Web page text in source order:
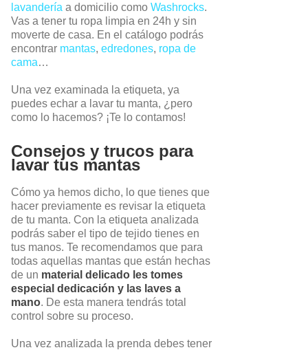
lavandería a domicilio como Washrocks.
Vas a tener tu ropa limpia en 24h y sin
moverte de casa. En el catálogo podrás
encontrar mantas, edredones, ropa de
cama…
Una vez examinada la etiqueta, ya
puedes echar a lavar tu manta, ¿pero
como lo hacemos? ¡Te lo contamos!
Consejos y trucos para
lavar tus mantas
Cómo ya hemos dicho, lo que tienes que
hacer previamente es revisar la etiqueta
de tu manta. Con la etiqueta analizada
podrás saber el tipo de tejido tienes en
tus manos. Te recomendamos que para
todas aquellas mantas que están hechas
de un material delicado les tomes
especial dedicación y las laves a
mano. De esta manera tendrás total
control sobre su proceso.
Una vez analizada la prenda debes tener